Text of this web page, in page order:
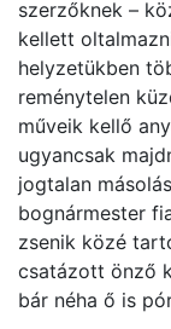
szerzőknek –
kellett
helyzetükben
reménytelen
műveik kellő
ugyancsak
jogtalan
bognármester
zsenik közé
csatázott önző
bár néha ő is